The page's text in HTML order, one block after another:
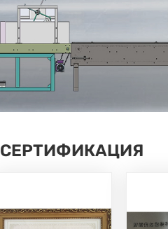
СЕРТИФИКАЦИЯ